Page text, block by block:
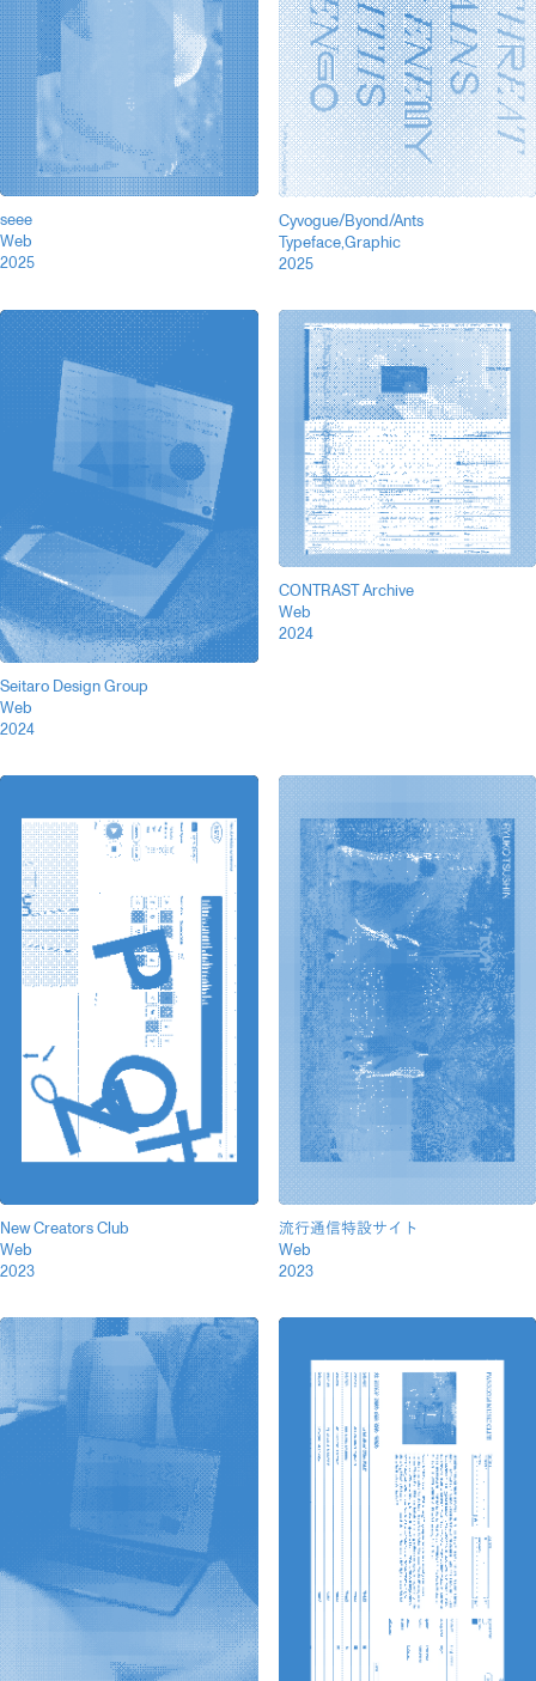
seee
Web
2025
Cyvogue/Byond/Ants
Typeface,Graphic
2025
Seitaro Design Group
Web
2024
CONTRAST Archive
Web
2024
New Creators Club
Web
2023
流行通信特設サイト
Web
2023